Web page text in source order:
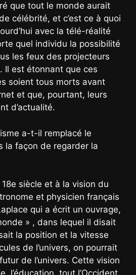
que tout le monde aurait
célébrité, et c’est ce à quoi
avec la télé-réalité
quel individu la possibilité
les feux des projecteurs
Il est étonnant que ces
soient tous morts avant
et que, pourtant, leurs
d’actualité.
a-t-il remplacé le
la façon de regarder la
siècle et à la vision du
et physicien français
qui a écrit un ouvrage,
» , dans lequel il disait
la position et la vitesse
de l’univers, on pourrait
de l’univers. Cette vision